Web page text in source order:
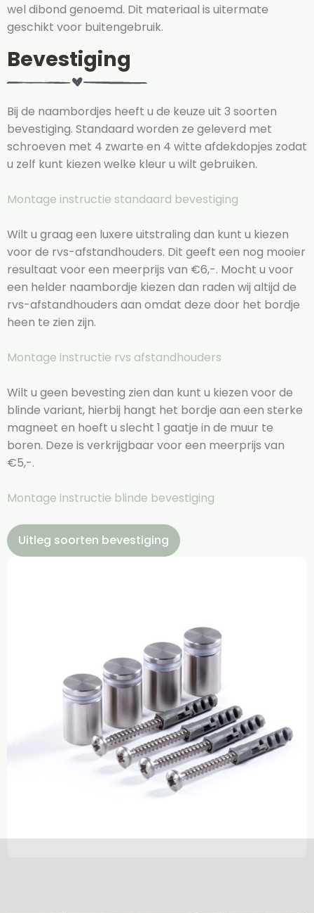
wel dibond genoemd. Dit materiaal is uitermate
geschikt voor buitengebruik.
Bevestiging
Bij de naambordjes heeft u de keuze uit 3 soorten
bevestiging. Standaard worden ze geleverd met
schroeven met 4 zwarte en 4 witte afdekdopjes zodat
u zelf kunt kiezen welke kleur u wilt gebruiken.
Montage instructie standaard bevestiging
Wilt u graag een luxere uitstraling dan kunt u kiezen
voor de rvs-afstandhouders. Dit geeft een nog mooier
resultaat voor een meerprijs van €6,-. Mocht u voor
een helder naambordje kiezen dan raden wij altijd de
rvs-afstandhouders aan omdat deze door het bordje
heen te zien zijn.
Montage instructie rvs afstandhouders
Wilt u geen bevesting zien dan kunt u kiezen voor de
blinde variant, hierbij hangt het bordje aan een sterke
magneet en hoeft u slecht 1 gaatje in de muur te
boren. Deze is verkrijgbaar voor een meerprijs van
€5,-.
Montage instructie blinde bevestiging
Uitleg soorten bevestiging